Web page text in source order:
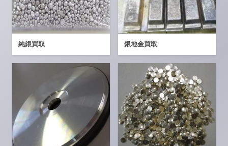
純銀買取 銀地金買取